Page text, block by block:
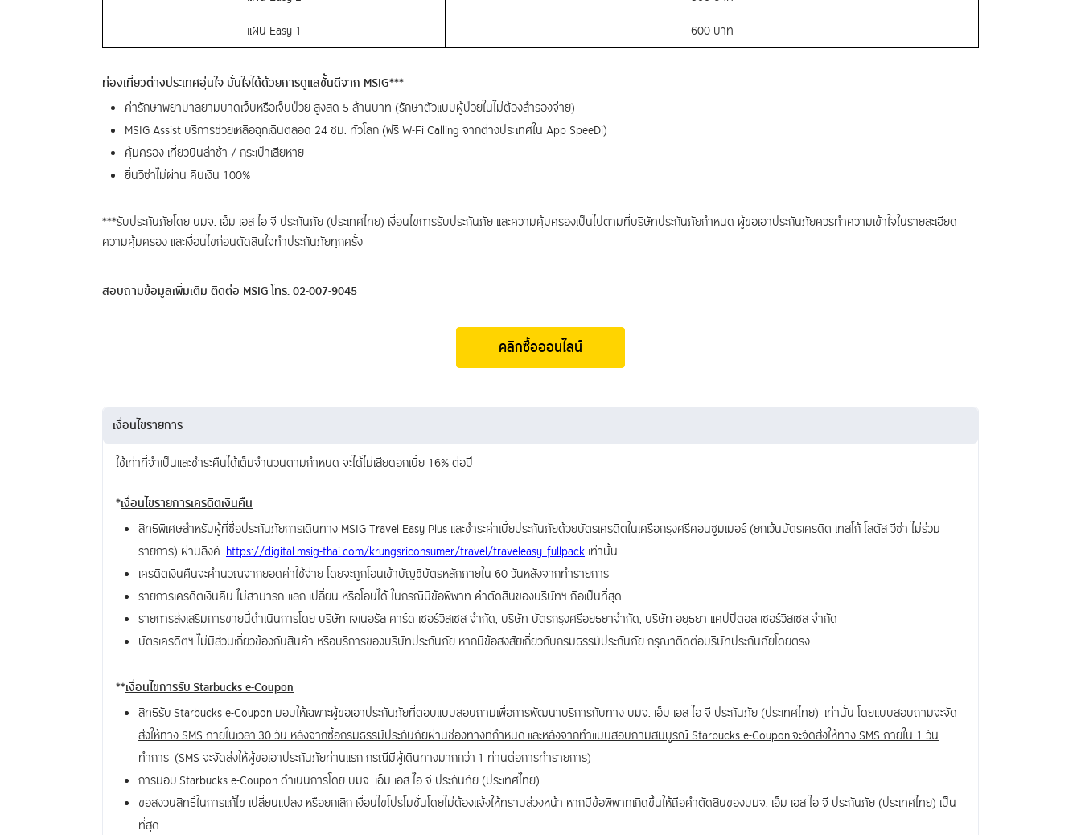
แผน Easy 1
600 บาท
ท่องเที่ยวต่างประเทศอุ่นใจ มั่นใจได้ด้วยการดูแลชั้นดีจาก MSIG***
ค่ารักษาพยาบาลยามบาดเจ็บหรือเจ็บป่วย สูงสุด 5 ล้านบาท (รักษาตัวแบบผู้ป่วยในไม่ต้องสำรองจ่าย)
MSIG Assist บริการช่วยเหลือฉุกเฉินตลอด 24 ชม. ทั่วโลก (ฟรี W-Fi Calling จากต่างประเทศใน App SpeeDi)
คุ้มครอง เที่ยวบินล่าช้า / กระเป๋าเสียหาย
ยื่นวีซ่าไม่ผ่าน คืนเงิน 100%
***รับประกันภัยโดย บมจ. เอ็ม เอส ไอ จี ประกันภัย (ประเทศไทย) เงื่อนไขการรับประกันภัย และความคุ้มครองเป็นไปตามที่บริษัทประกันภัยกำหนด ผู้ขอเอาประกันภัยควรทำความเข้าใจในรายละเอียด
ความคุ้มครอง และเงื่อนไขก่อนตัดสินใจทำประกันภัยทุกครั้ง
สอบถามข้อมูลเพิ่มเติม ติดต่อ MSIG โทร. 02-007-9045
คลิกซื้อออนไลน์
เงื่อนไขรายการ
ใช้เท่าที่จำเป็นและชำระคืนได้เต็มจำนวนตามกำหนด จะได้ไม่เสียดอกเบี้ย 16% ต่อปี
*เงื่อนไขรายการเครดิตเงินคืน
สิทธิพิเศษสำหรับผู้ที่ซื้อประกันภัยการเดินทาง MSIG Travel Easy Plus และชำระค่าเบี้ยประกันภัยด้วยบัตรเครดิตในเครือกรุงศรีคอนซูมเมอร์ (ยกเว้นบัตรเครดิต เทสโก้ โลตัส วีซ่า ไม่ร่วม
รายการ) ผ่านลิงค์ https://digital.msig-thai.com/krungsriconsumer/travel/traveleasy_fullpack เท่านั้น
เครดิตเงินคืนจะคำนวณจากยอดค่าใช้จ่าย โดยจะถูกโอนเข้าบัญชีบัตรหลักภายใน 60 วันหลังจากทำรายการ
รายการเครดิตเงินคืน ไม่สามารถ แลก เปลี่ยน หรือโอนได้ ในกรณีมีข้อพิพาท คำตัดสินของบริษัทฯ ถือเป็นที่สุด
รายการส่งเสริมการขายนี้ดำเนินการโดย บริษัท เจเนอรัล คาร์ด เซอร์วิสเซส จำกัด, บริษัท บัตรกรุงศรีอยุธยาจำกัด, บริษัท อยุธยา แคปปิตอล เซอร์วิสเซส จำกัด
บัตรเครดิตฯ ไม่มีส่วนเกี่ยวข้องกับสินค้า หรือบริการของบริษัทประกันภัย หากมีข้อสงสัยเกี่ยวกับกรมธรรม์ประกันภัย กรุณาติดต่อบริษัทประกันภัยโดยตรง
**เงื่อนไขการรับ Starbucks e-Coupon
สิทธิรับ Starbucks e-Coupon มอบให้เฉพาะผู้ขอเอาประกันภัยที่ตอบแบบสอบถามเพื่อการพัฒนาบริการกับทาง บมจ. เอ็ม เอส ไอ จี ประกันภัย (ประเทศไทย) เท่านั้นโดยแบบสอบถามจะจัด
ส่งให้ทาง SMS ภายในเวลา 30 วัน หลังจากซื้อกรมธรรม์ประกันภัยผ่านช่องทางที่กำหนด และหลังจากทำแบบสอบถามสมบูรณ์ Starbucks e-Coupon จะจัดส่งให้ทาง SMS ภายใน 1 วัน
ทำการ (SMS จะจัดส่งให้ผู้ขอเอาประกันภัยท่านแรก กรณีมีผู้เดินทางมากกว่า 1 ท่านต่อการทำรายการ)
การมอบ Starbucks e-Coupon ดำเนินการโดย บมจ. เอ็ม เอส ไอ จี ประกันภัย (ประเทศไทย)
ขอสงวนสิทธิ์ในการแก้ไข เปลี่ยนแปลง หรือยกเลิก เงื่อนไขโปรโมชั่นโดยไม่ต้องแจ้งให้ทราบล่วงหน้า หากมีข้อพิพาทเกิดขึ้นให้ถือคำตัดสินของบมจ. เอ็ม เอส ไอ จี ประกันภัย (ประเทศไทย) เป็น
ที่สุด